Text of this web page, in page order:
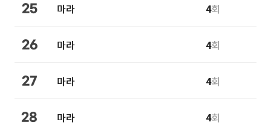
25 마라 4회
26 마라 4회
27 마라 4회
28 마라 4회